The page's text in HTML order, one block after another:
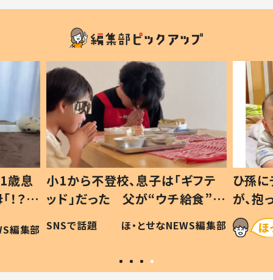
歳息
？」
編集部
小1から不登校、息子は「ギフテ
ッド」だった 父が“ウチ給食”を
作り続ける理由とは #令和の親
#令和の子
SNSで話題 ほ・とせなNEWS編集部
ひ孫
が、
「涙が
い」